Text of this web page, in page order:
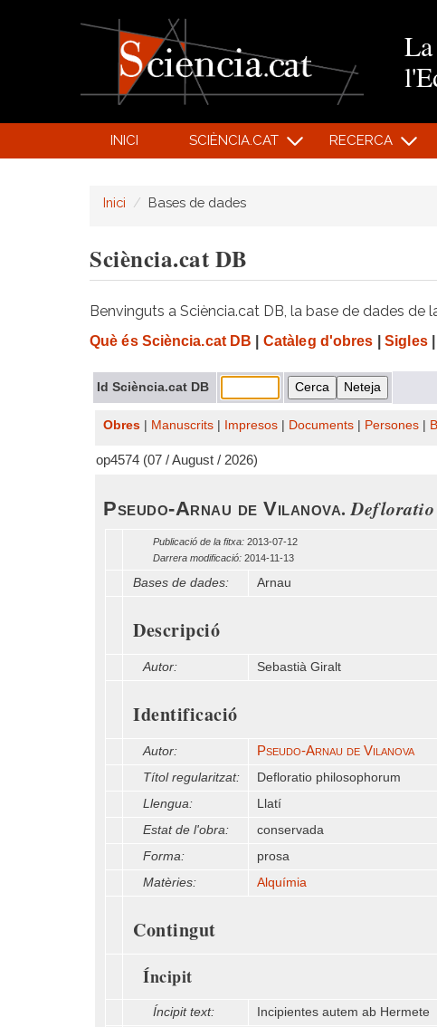
INICI SCIÈNCIA.CAT RECERCA
Inici Bases de dades
Sciència.cat DB
Benvinguts a Sciència.cat DB, la base de dades de
Què és Sciència.cat DB Catàleg d'obres Sigles|
Id Sciència.cat DB
Obres Manuscrits Impresos Documents Persones
op4574 (07 / August / 2026)
Pseudo-Arnau de Vilanova.
Publicació de la fitxa: 2013-07-12
Darrera modificació: 2014-11-13
Bases de dades: Arnau
Descripció
Autor: Sebastià Giralt
Identificació
Autor: Pseudo-Arnau de Vilanova
Títol regularitzat:
Defloratio philosophorum
Llengua:
Llatí
Estat de l'obra:
conservada
Forma:
prosa
Matèries:
Alquímia
Contingut
Íncipit
Íncipit text: Incipientes autem ab Hermete